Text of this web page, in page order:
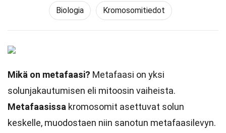
Biologia Kromosomitiedot
Mikä on metafaasi? Metafaasi on yksi
solunjakautumisen eli mitoosin vaiheista.
Metafaasissa kromosomit asettuvat solun
keskelle, muodostaen niin sanotun metafaasilevyn.